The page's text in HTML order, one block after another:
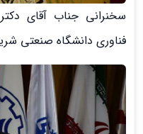
سخنرانی جناب آقای
فناوری دانشگاه صنعتی